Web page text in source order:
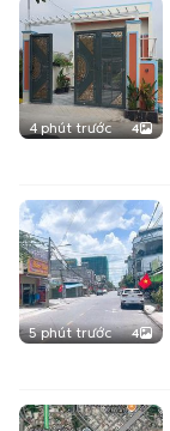
4 phút trước 4
5 phút trước 4